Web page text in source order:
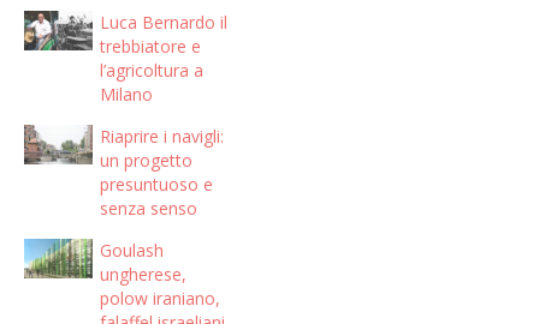
Luca Bernardo il
trebbiatore e
l’agricoltura a
Milano
Riaprire i navigli:
un progetto
presuntuoso e
senza senso
Goulash
ungherese,
polow iraniano,